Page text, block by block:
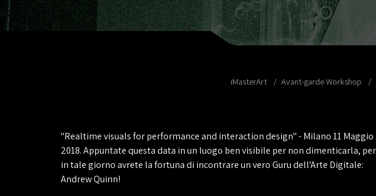
iMasterArt Avant-garde Workshop
"Realtime visuals for performance and interaction design" - Milano 11 Maggio
2018. Appuntate questa data in un luogo ben visibile per non dimenticarla,
in tale giorno avrete la fortuna di incontrare un vero Guru dell'Arte Digitale:
Andrew Quinn!